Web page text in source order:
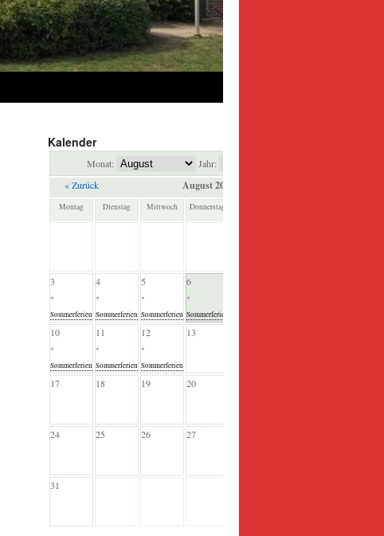
Kalender
Monat:
Jahr:
« Zurück
August 2026
Montag Dienstag Mittwoch Donnerstag
3
*
Sommerferien
4
*
Sommerferien
5
*
Sommerferien
6
*
Sommerferien
10
*
Sommerferien
11
*
Sommerferien
12
*
Sommerferien
13
17 18 19 20
24 25 26 27
31